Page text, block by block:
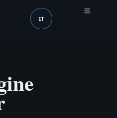
Lingua (mobile header)
IT